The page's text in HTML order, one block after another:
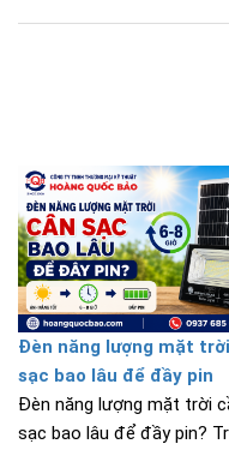
Đèn năng lượng mặt
sạc bao lâu để đầy pin
Đèn năng lượng mặt trời
sạc bao lâu để đầy pin?